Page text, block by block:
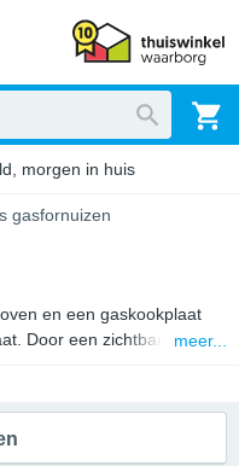
morgen in huis
gasfornuizen
en een gaskookplaat
Door een zichtbare
beschikken veel 5 pits
kan je gerechten op
En voor het koken op een
meer...